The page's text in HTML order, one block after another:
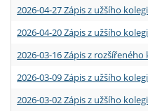
2026-04-27 Zápis z užšího
2026-04-20 Zápis z užšího
2026-03-16 Zápis z
2026-03-09 Zápis z užšího
2026-03-02 Zápis z užšího